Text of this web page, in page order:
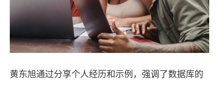
黄东旭通过分享个人经历和示例，强调了数据库的